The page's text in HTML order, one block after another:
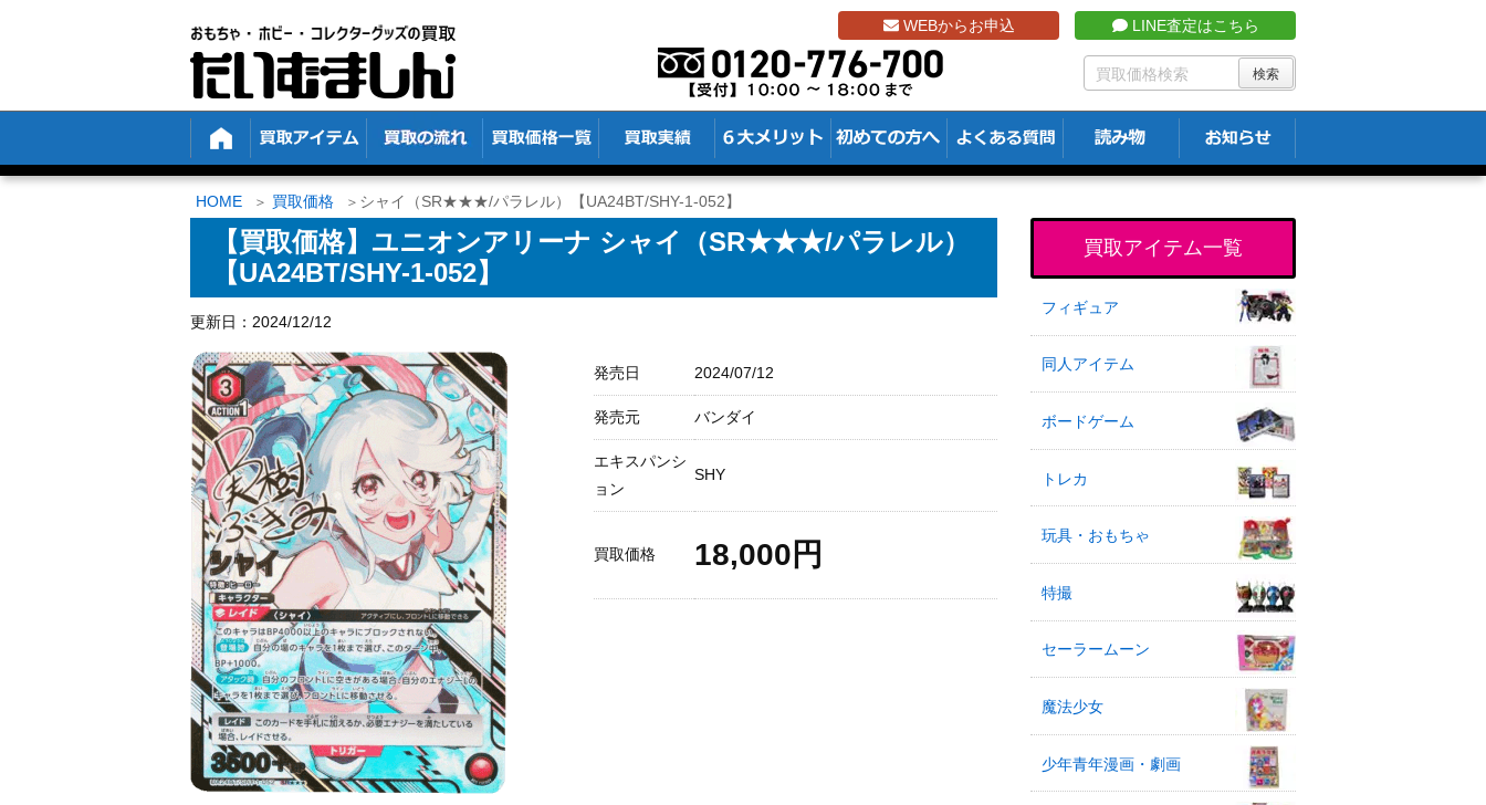
WEBからお申込 LINE査定はこちら
HOME 買取価格 シャイ（SR★★★/パラレル）【UA24BT/SHY-1-052】
【買取価格】ユニオンアリーナ シャイ（SR★★★/パラレル）
【UA24BT/SHY-1-052】
更新日：2024/12/12
発売日 2024/07/12
発売元 バンダイ
エキスパンシ
ョン
SHY
買取価格 18,000円
買取アイテム一覧
フィギュア
同人アイテム
ボードゲーム
トレカ
玩具・おもちゃ
特撮
セーラームーン
魔法少女
少年青年漫画・劇画